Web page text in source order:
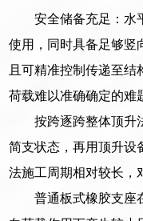
安全储备充足：水
使用，同时具备足够竖
且可精准控制传递至
荷载难以准确确定的难
按跨逐跨整体顶升
简支状态，再用顶升设
法施工周期相对较长，
普通板式橡胶支座